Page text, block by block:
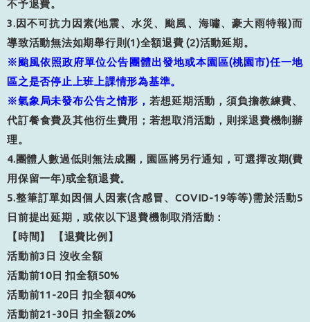
不予退費。
3. 因不可抗力因素(地震、水災、颱風、海嘯、豪大雨特報)而
導致活動無法如期舉行則(1)全額退費 (2)活動延期。
※颱風依照政府單位公告團體出發地或本園區(桃園市)任一地
區之是否停止上班上課情形為基準。
※氣象局未發布公告之情形 ，若想延期活動，須負擔教練費、
代訂餐食費及其他衍生費用；若想取消活動，則採退費機制辦
理。
4.團體人數過低則無法成團，園區將另行通知，可選擇改期(費
用保留一年)或全額退費。
5.整筆訂單如因個人因素(含感冒、COVID-19等等)需於活動5
日前提出延期，或依以下退費機制取消活動：
【時間】
【退費比例】
活動前3 日 沒收全額
活動前10日 扣全額50%
活動前11-20 日 扣全額40%
活動前21-30 日 扣全額20%